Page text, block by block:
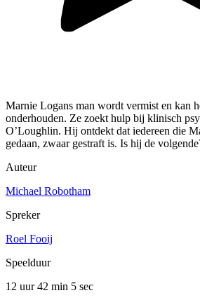
Marnie Logans man wordt vermist en kan
onderhouden. Ze zoekt hulp bij klinisch
O’Loughlin. Hij ontdekt dat iedereen die
gedaan, zwaar gestraft is. Is hij de
Auteur
Michael Robotham
Spreker
Roel Fooij
Speelduur
12 uur 42 min 5 sec